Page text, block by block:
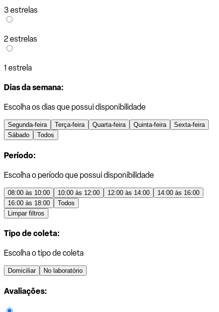
3 estrelas
2 estrelas
1 estrela
Dias da semana:
Escolha os dias que possui disponibilidade
Segunda-feira Terça-feira Quarta-feira Quinta-feira
Sexta-feira
Sábado
Todos
Período:
Escolha o período que possui disponibilidade
08:00 às 10:00 10:00 às 12:00 12:00 às 14:00
14:00 às 16:00
16:00 às 18:00
Todos
Limpar filtros
Tipo de coleta:
Escolha o tipo de coleta
Domiciliar No laboratório
Avaliações: